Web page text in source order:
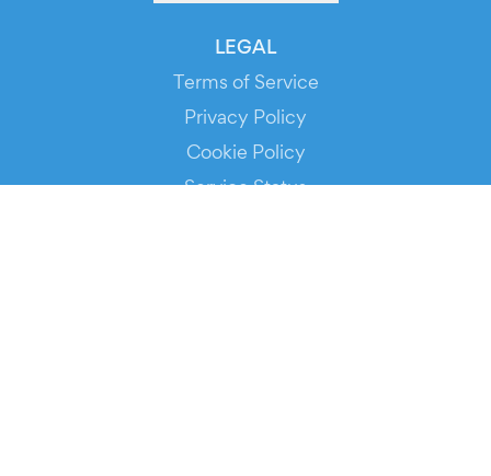
LEGAL
Terms of Service
Privacy Policy
Cookie Policy
Service Status